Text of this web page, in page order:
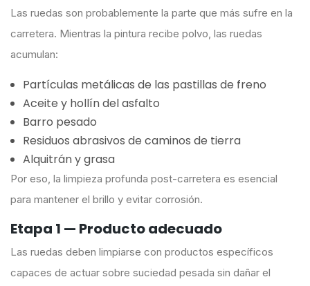
Las ruedas son probablemente la parte que más sufre en la
carretera. Mientras la pintura recibe polvo, las ruedas
acumulan:
Partículas metálicas de las pastillas de freno
Aceite y hollín del asfalto
Barro pesado
Residuos abrasivos de caminos de tierra
Alquitrán y grasa
Por eso, la limpieza profunda post-carretera es esencial
para mantener el brillo y evitar corrosión.
Etapa 1 — Producto adecuado
Las ruedas deben limpiarse con productos específicos
capaces de actuar sobre suciedad pesada sin dañar el